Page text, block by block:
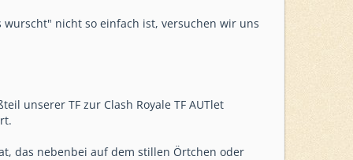
nicht so einfach ist, versuchen wir uns
unserer TF zur Clash Royale TF AUTlet
das nebenbei auf dem stillen Örtchen oder